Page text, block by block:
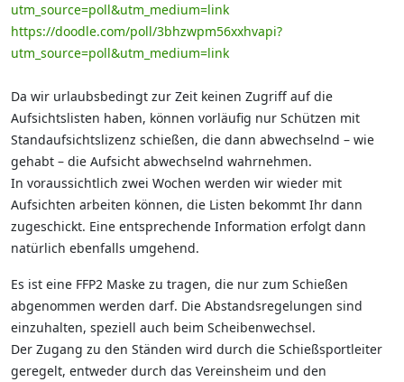
utm_source=poll&utm_medium=link
https://doodle.com/poll/3bhzwpm56xxhvapi?
utm_source=poll&utm_medium=link
Da wir urlaubsbedingt zur Zeit keinen Zugriff auf die
Aufsichtslisten haben, können vorläufig nur Schützen mit
Standaufsichtslizenz schießen, die dann abwechselnd – wie
gehabt – die Aufsicht abwechselnd wahrnehmen.
In voraussichtlich zwei Wochen werden wir wieder mit
Aufsichten arbeiten können, die Listen bekommt Ihr dann
zugeschickt. Eine entsprechende Information erfolgt dann
natürlich ebenfalls umgehend.
Es ist eine FFP2 Maske zu tragen, die nur zum Schießen
abgenommen werden darf. Die Abstandsregelungen sind
einzuhalten, speziell auch beim Scheibenwechsel.
Der Zugang zu den Ständen wird durch die Schießsportleiter
geregelt, entweder durch das Vereinsheim und den